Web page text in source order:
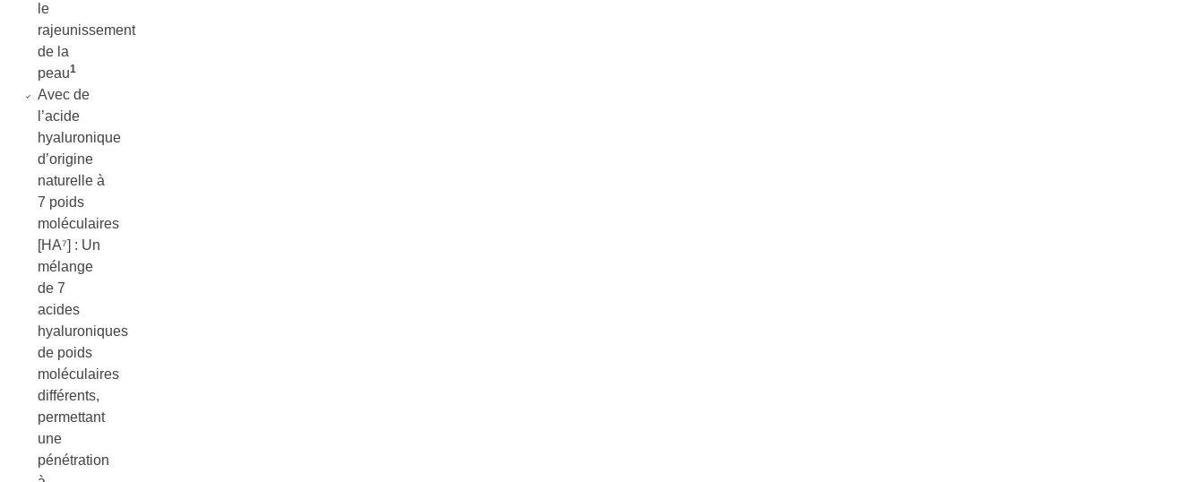
le
rajeunissement
de la
peau1
Avec de
l’acide
hyaluronique
d’origine
naturelle à
7 poids
moléculaires
[HA⁷] : Un
mélange
de 7
acides
hyaluroniques
de poids
moléculaires
différents,
permettant
une
pénétration